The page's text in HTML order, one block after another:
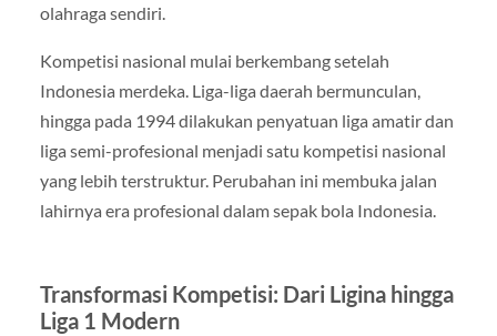
olahraga sendiri.
Kompetisi nasional mulai berkembang setelah
Indonesia merdeka. Liga-liga daerah bermunculan,
hingga pada 1994 dilakukan penyatuan liga amatir dan
liga semi-profesional menjadi satu kompetisi nasional
yang lebih terstruktur. Perubahan ini membuka jalan
lahirnya era profesional dalam sepak bola Indonesia.
Transformasi Kompetisi: Dari Ligina hingga
Liga 1 Modern